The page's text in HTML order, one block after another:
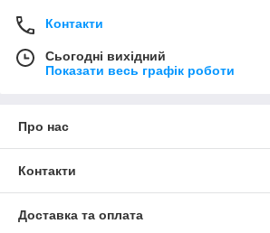
Контакти
Сьогодні вихідний
Показати весь графік роботи
Про нас
Контакти
Доставка та оплата